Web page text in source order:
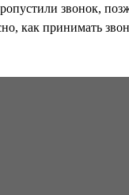
звонок,
как принимать